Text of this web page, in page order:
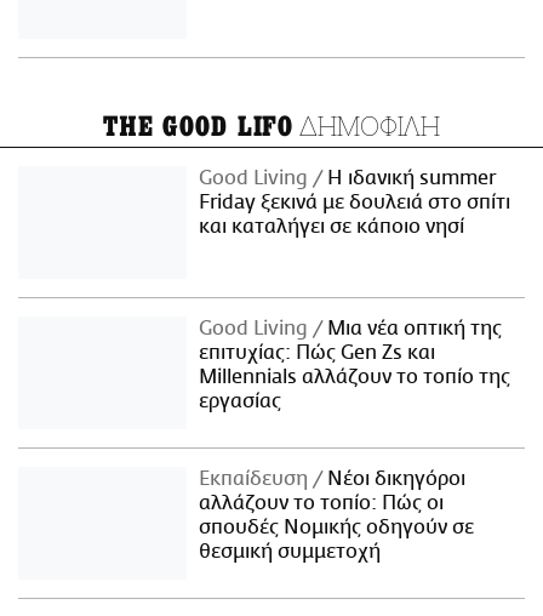
THE GOOD LIFO ΔΗΜΟΦΙΛΗ
Good Living
Η ιδανική summer
Friday ξεκινά με δουλειά στο σπίτι
και καταλήγει σε κάποιο νησί
Good Living
Μια νέα οπτική της
επιτυχίας: Πώς Gen Zs και
Millennials αλλάζουν το τοπίο της
εργασίας
Εκπαίδευση
Νέοι δικηγόροι
αλλάζουν το τοπίο: Πώς οι
σπουδές Νομικής οδηγούν σε
θεσμική συμμετοχή